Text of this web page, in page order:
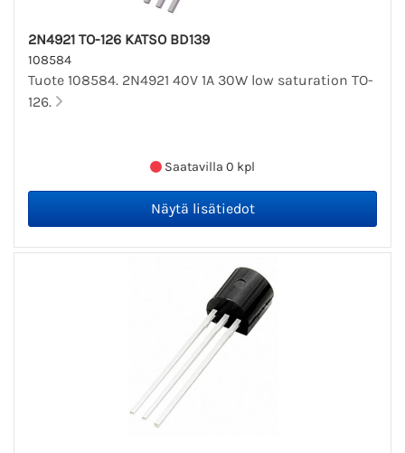
2N4921 TO-126 KATSO BD139
108584
Tuote 108584. 2N4921 40V 1A 30W low saturation TO-
126.
Saatavilla 0 kpl